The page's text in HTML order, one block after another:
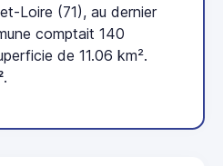
Loire (71), au dernier
comptait 140
de 11.06 km².
.